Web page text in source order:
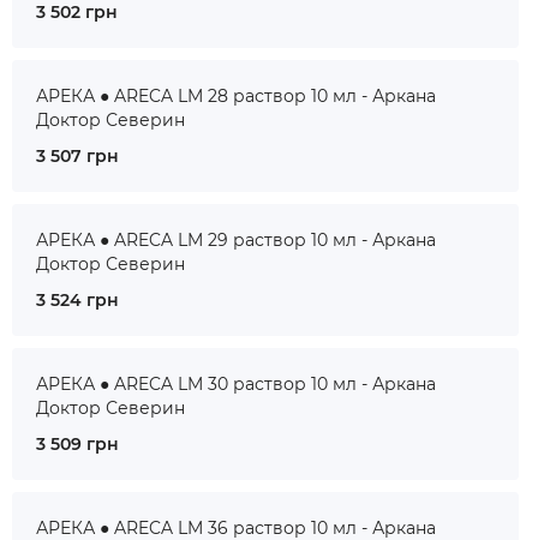
3 502 грн
АРЕКА ● ARECA LM 28 раствор 10 мл - Аркана
Доктор Северин
3 507 грн
АРЕКА ● ARECA LM 29 раствор 10 мл - Аркана
Доктор Северин
3 524 грн
АРЕКА ● ARECA LM 30 раствор 10 мл - Аркана
Доктор Северин
3 509 грн
АРЕКА ● ARECA LM 36 раствор 10 мл - Аркана